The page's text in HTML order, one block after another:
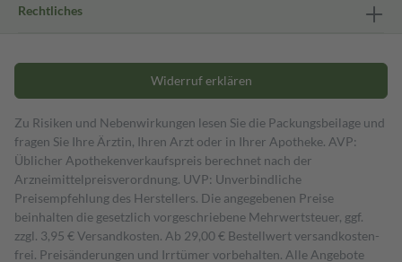
Rechtliches
Widerruf erklären
Zu Risiken und Nebenwirkungen lesen Sie die Packungsbeilage und
fragen Sie Ihre Ärztin, Ihren Arzt oder in Ihrer Apotheke. AVP:
Üblicher Apothekenverkaufspreis berechnet nach der
Arzneimittelpreisverordnung. UVP: Unverbindliche
Preisempfehlung des Herstellers. Die angegebenen Preise
beinhalten die gesetzlich vorgeschriebene Mehrwertsteuer, ggf.
zzgl. 3,95 € Versandkosten. Ab 29,00 € Bestell­wert versand­kosten­
frei. Preisänderungen und Irrtümer vorbehalten. Alle Angebote